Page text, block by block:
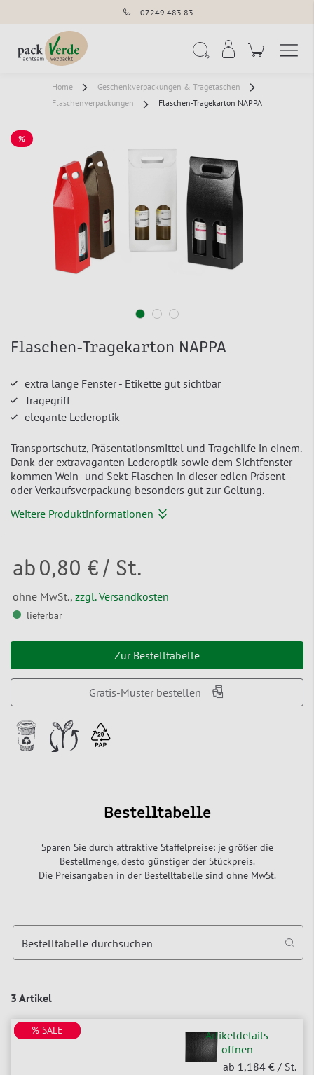
07249 483 83
Home
Geschenkverpackungen & Tragetaschen
Flaschenverpackungen
Flaschen-Tragekarton NAPPA
%
Flaschen-Tragekarton NAPPA
extra lange Fenster - Etikette gut sichtbar
Tragegriff
elegante Lederoptik
Transportschutz, Präsentationsmittel und Tragehilfe in einem.
Dank der extravaganten Lederoptik sowie dem Sichtfenster
kommen Wein- und Sekt-Flaschen in dieser edlen Präsent-
oder Verkaufsverpackung besonders gut zur Geltung.
Weitere Produktinformationen
ab 0,80 € / St.
ohne MwSt., zzgl. Versandkosten
lieferbar
Zur Bestelltabelle
Gratis-Muster bestellen
Bestelltabelle
Sparen Sie durch attraktive Staffelpreise: je größer die
Bestellmenge, desto günstiger der Stückpreis.
Die Preisangaben in der Bestelltabelle sind ohne MwSt.
3 Artikel
Bestelltabelle durchsuchen
% SALE
Artikeldetails
öffnen
ab 1,184 € / St.
% SALE
% SALE